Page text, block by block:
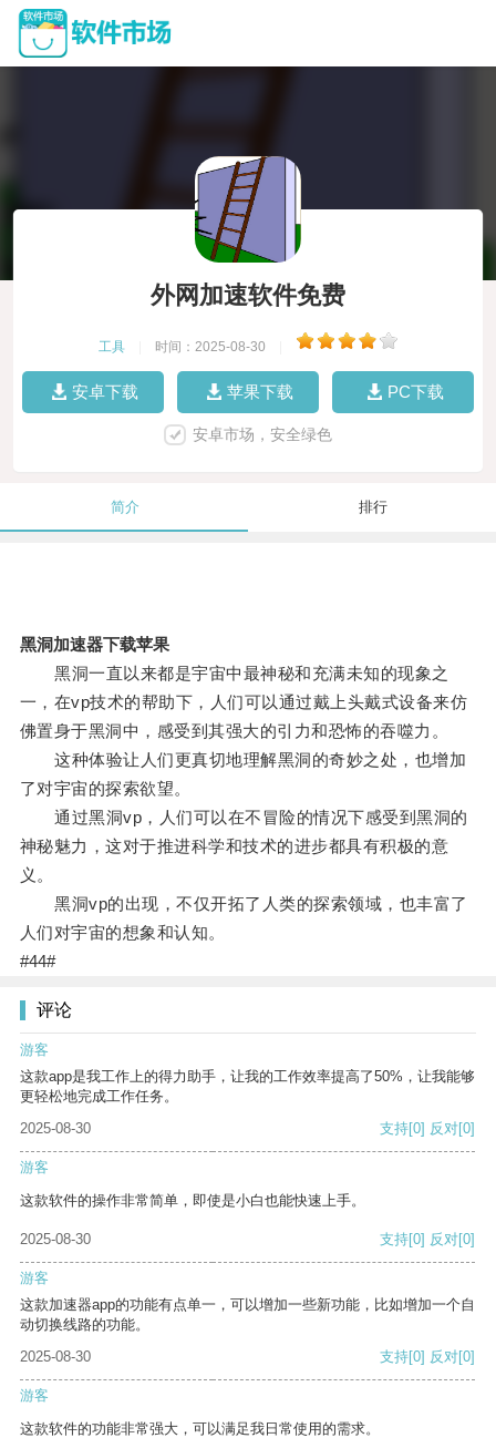
外网加速软件免费
工具 时间：2025-08-30
安卓下载 苹果下载 PC下载
安卓市场，安全绿色
简介 排行
黑洞加速器下载苹果
黑洞一直以来都是宇宙中最神秘和充满未知的现象之
一，在vp技术的帮助下，人们可以通过戴上头戴式设备来仿
佛置身于黑洞中，感受到其强大的引力和恐怖的吞噬力。
这种体验让人们更真切地理解黑洞的奇妙之处，也增加
了对宇宙的探索欲望。
通过黑洞vp，人们可以在不冒险的情况下感受到黑洞的
神秘魅力，这对于推进科学和技术的进步都具有积极的意
义。
黑洞vp的出现，不仅开拓了人类的探索领域，也丰富了
人们对宇宙的想象和认知。
#44#
评论
游客
这款app是我工作上的得力助手，让我的工作效率提高了50%，让我能够
更轻松地完成工作任务。
2025-08-30
支持[0] 反对[0]
游客
这款软件的操作非常简单，即使是小白也能快速上手。
2025-08-30 支持[0] 反对[0]
游客
这款加速器app的功能有点单一，可以增加一些新功能，比如增加一个自
动切换线路的功能。
2025-08-30
支持[0] 反对[0]
游客
这款软件的功能非常强大，可以满足我日常使用的需求。